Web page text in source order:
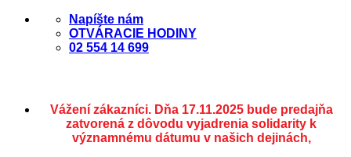
Skip
Napíšte nám
OTVÁRACIE HODINY
02 554 14 699
Vážení zákazníci. Dňa 17.11.2025 bude predajňa
zatvorená z dôvodu vyjadrenia solidarity k
významnému dátumu v našich dejinách,